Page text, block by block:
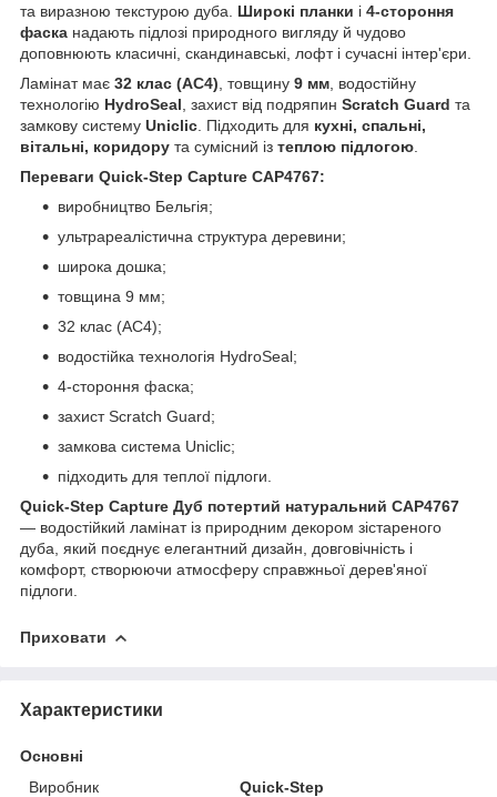
та виразною текстурою дуба. Широкі планки і 4-стороння
фаска надають підлозі природного вигляду й чудово
доповнюють класичні, скандинавські, лофт і сучасні інтер'єри.
Ламінат має 32 клас (AC4) , товщину 9 мм , водостійну
технологію HydroSeal , захист від подряпин Scratch Guard та
замкову систему Uniclic . Підходить для кухні, спальні,
вітальні, коридору та сумісний із теплою підлогою
Переваги Quick-Step Capture CAP4767:
виробництво Бельгія;
ультрареалістична структура деревини;
широка дошка;
товщина 9 мм;
32 клас (AC4);
водостійка технологія HydroSeal;
4-стороння фаска;
захист Scratch Guard;
замкова система Uniclic;
підходить для теплої підлоги.
Quick-Step Capture Дуб потертий натуральний CAP4767
— водостійкий ламінат із природним декором зістареного
дуба, який поєднує елегантний дизайн, довговічність і
комфорт, створюючи атмосферу справжньої дерев'яної
підлоги.
Приховати
Характеристики
Основні
Виробник
Quick-Step